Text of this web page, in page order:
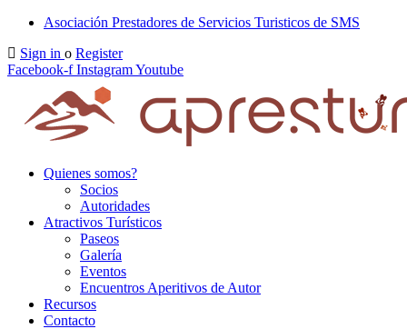
Asociación Prestadores de Servicios Turisticos de SMS
Sign in o Register
Facebook-f InstagramYoutube
Quienes somos?
Socios
Autoridades
Atractivos Turísticos
Paseos
Galería
Eventos
Encuentros Aperitivos de Autor
Recursos
Contacto